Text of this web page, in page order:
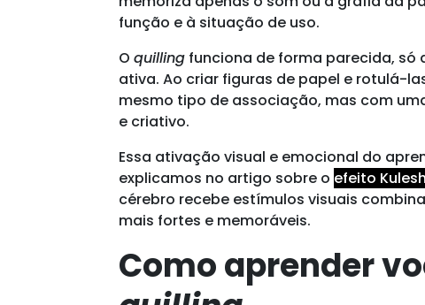
função e à situação de uso.
Oquilling funciona de forma parecida,
ativa. Ao criar figuras de papel e rotulá-
mesmo tipo de associação, mas com
e criativo.
Essa ativação visual e emocional do
explicamos no artigo sobre o efeito
cérebro recebe estímulos visuais
mais fortes e memoráveis.
Como aprender